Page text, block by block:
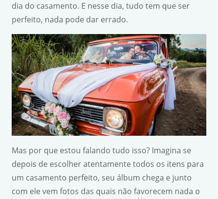
dia do casamento. E nesse dia, tudo tem que ser
perfeito, nada pode dar errado.
Mas por que estou falando tudo isso? Imagina se
depois de escolher atentamente todos os itens para
um casamento perfeito, seu álbum chega e junto
com ele vem fotos das quais não favorecem nada o